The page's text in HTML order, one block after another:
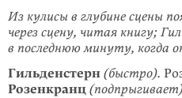
Из кулисы в глубине сцены
через сцену, читая книгу;
в последнюю минуту, когда
Гильденстерн (быстро).
Розенкранц